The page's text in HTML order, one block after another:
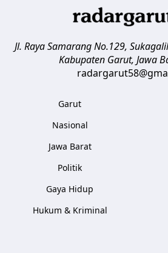
Jl. Raya Samarang No.129,
Kabupaten Garut, Jawa
Garut
Nasional
Jawa Barat
Politik
Gaya Hidup
Hukum & Kriminal